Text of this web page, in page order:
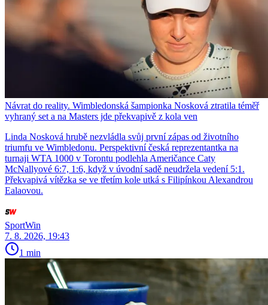
Návrat do reality. Wimbledonská šampionka Nosková ztratila téměř
vyhraný set a na Masters jde překvapivě z kola ven
Linda Nosková hrubě nezvládla svůj první zápas od životního
triumfu ve Wimbledonu. Perspektivní česká reprezentantka na
turnaji WTA 1000 v Torontu podlehla Američance Caty
McNallyové 6:7, 1:6, když v úvodní sadě neudržela vedení 5:1.
Překvapivá vítězka se ve třetím kole utká s Filipínkou Alexandrou
Ealaovou.
SportWin
7. 8. 2026, 19:43
1 min